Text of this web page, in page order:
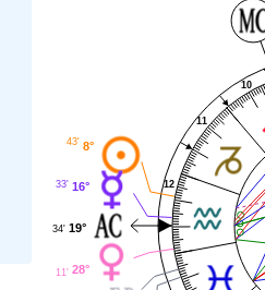
10
11
12
8°
43'
16°
33'
19°
34'
28°
11'